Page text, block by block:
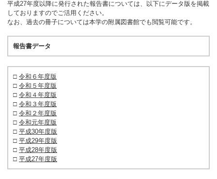
平成27年度以降に発行された報告書については、以下にデータ版を掲載
しておりますのでご活用ください。
なお、過去の冊子については本学の附属図書館でも閲覧可能です。
報告書データ
□ 令和６年度版
□ 令和５年度版
□ 令和４年度版
□ 令和３年度版
□ 令和２年度版
□ 令和元年度版
□ 平成30年度版
□ 平成29年度版
□ 平成28年度版
□ 平成27年度版